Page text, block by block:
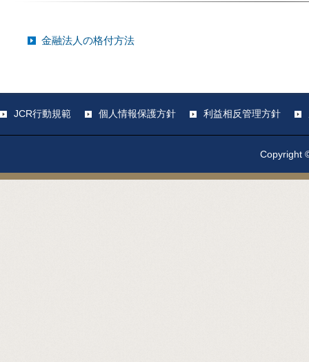
金融法人の格付方法
JCR行動規範 個人情報保護方針 利益相反管理方針
Copyright